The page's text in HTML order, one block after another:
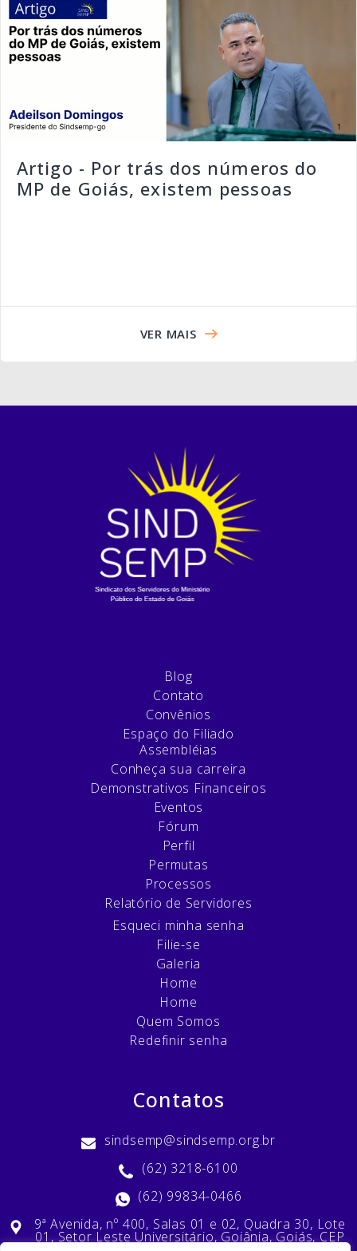
Artigo - Por trás dos números do
MP de Goiás, existem pessoas
VER MAIS
Blog
Contato
Convênios
Espaço do Filiado
Assembléias
Conheça sua carreira
Demonstrativos Financeiros
Eventos
Fórum
Perfil
Permutas
Processos
Relatório de Servidores
Esqueci minha senha
Filie-se
Galeria
Home
Home
Quem Somos
Redefinir senha
Contatos
sindsemp@sindsemp.org.br
(62) 3218-6100
(62) 99834-0466
9ª Avenida, nº 400, Salas 01 e 02, Quadra 30, Lote
01, Setor Leste Universitário, Goiânia, Goiás, CEP